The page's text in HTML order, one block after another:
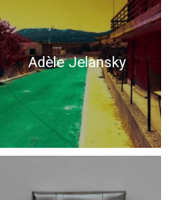
Adèle Jelansky